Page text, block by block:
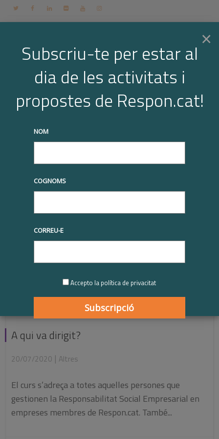
Contacte Espai membres Login CA
Arxiu per la categoria: Altres
Home Altres
Page 2
A qui va dirigit?
20/07/2020 | Altres
El curs s’adreça a totes aquelles persones que
gestionen la Responsabilitat Social Empresarial en
empreses membres de Respon.cat. També...
×
Subscriu-te per estar al
dia de les activitats i
propostes de Respon.cat!
NOM
COGNOMS
CORREU-E
Accepto la política de privacitat